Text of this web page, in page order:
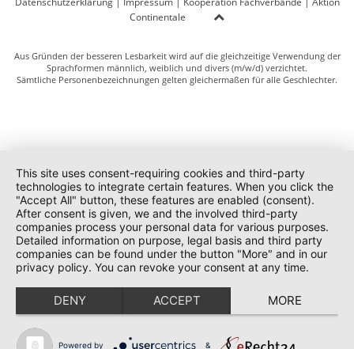
Continentale
Aus Gründen der besseren Lesbarkeit wird auf die gleichzeitige Verwendung der
Sprachformen männlich, weiblich und divers (m/w/d) verzichtet.
Sämtliche Personenbezeichnungen gelten gleichermaßen für alle Geschlechter.
This site uses consent-requiring cookies and third-party
technologies to integrate certain features. When you click the
"Accept All" button, these features are enabled (consent).
After consent is given, we and the involved third-party
companies process your personal data for various purposes.
Detailed information on purpose, legal basis and third party
companies can be found under the button "More" and in our
privacy policy. You can revoke your consent at any time.
DENY ACCEPT MORE
Powered by &